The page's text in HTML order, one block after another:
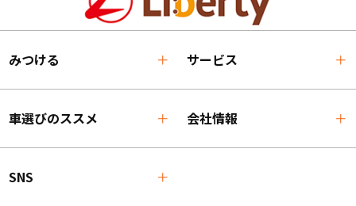
みつける サービス
車選びのススメ 会社情報
SNS